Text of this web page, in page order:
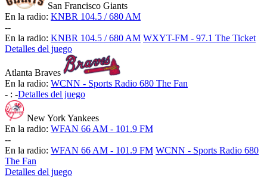
San Francisco Giants
En la radio: KNBR 104.5 / 680 AM
--
En la radio: KNBR 104.5 / 680 AM WXYT-FM - 97.1 The Ticket
Detalles del juego
Atlanta Braves
En la radio: WCNN - Sports Radio 680 The Fan
- : -Detalles del juego
New York Yankees
En la radio: WFAN 66 AM - 101.9 FM
--
En la radio: WFAN 66 AM - 101.9 FM WCNN - Sports Radio 680
The Fan
Detalles del juego